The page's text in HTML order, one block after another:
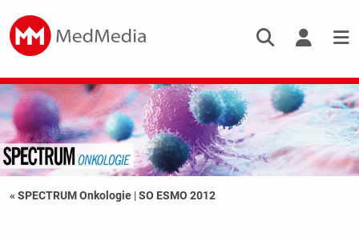
« SPECTRUM Onkologie |SO ESMO 2012